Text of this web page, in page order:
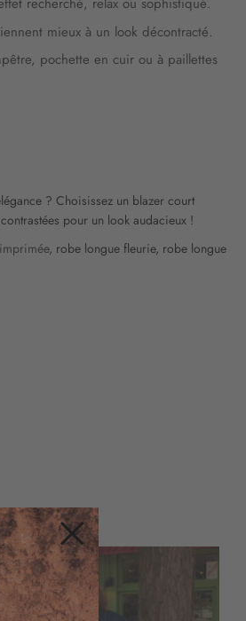
mieux à un look décontracté.
pochette en cuir ou à paillettes
? Choisissez un blazer court
pour un look audacieux !
, robe longue fleurie, robe longue
Fermer